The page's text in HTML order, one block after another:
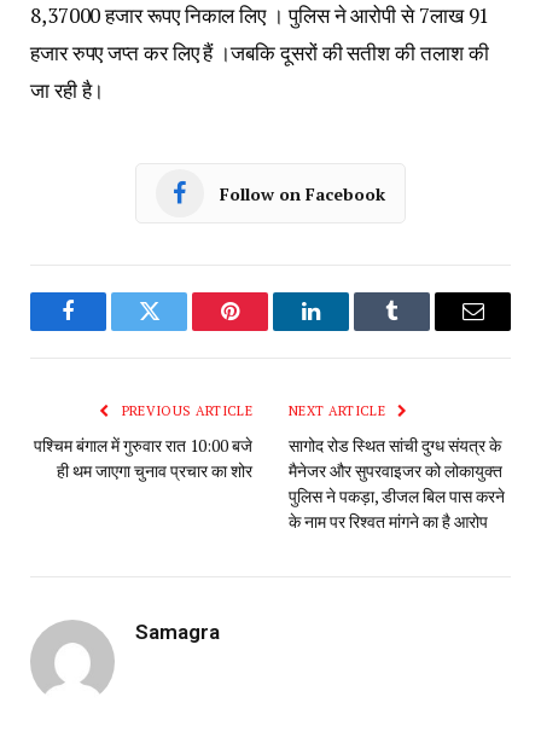
8,37000 हजार रूपए निकाल लिए । पुलिस ने आरोपी से 7लाख 91
हजार रुपए जप्त कर लिए हैं ।जबकि दूसरों की सतीश की तलाश की
जा रही है।
Follow on Facebook
FacebookTwitter Pinterest LinkedInTumblr Email
PREVIOUS ARTICLE
पश्चिम बंगाल में गुरुवार रात 10:00 बजे
ही थम जाएगा चुनाव प्रचार का शोर
NEXT ARTICLE
सागोद रोड स्थित सांची दुग्ध संयत्र के
मैनेजर और सुपरवाइजर को लोकायुक्त
पुलिस ने पकड़ा, डीजल बिल पास करने
के नाम पर रिश्वत मांगने का है आरोप
Samagra